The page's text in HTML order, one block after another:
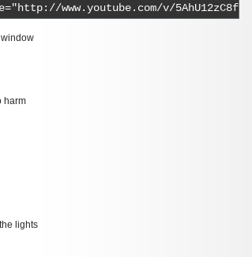
www.youtube.com/v/
harm
lights